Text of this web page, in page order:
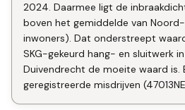
2024. Daarmee ligt de
boven het gemiddelde van Noord-
inwoners). Dat onderstreept
SKG-gekeurd hang- en sluitwerk
Duivendrecht de moeite waard is.
geregistreerde misdrijven